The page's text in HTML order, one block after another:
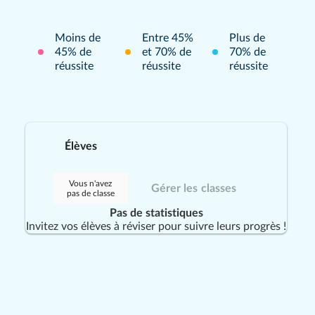
Moins de
45% de
réussite
Entre 45%
et 70% de
réussite
Plus de
70% de
réussite
Élèves
Vous n'avez
pas de classe
Gérer les classes
Pas de statistiques
Invitez vos élèves à réviser pour suivre leurs progrès !